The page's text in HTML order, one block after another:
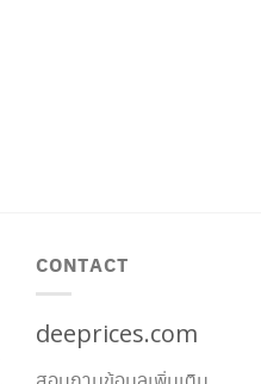
CONTACT
deeprices.com